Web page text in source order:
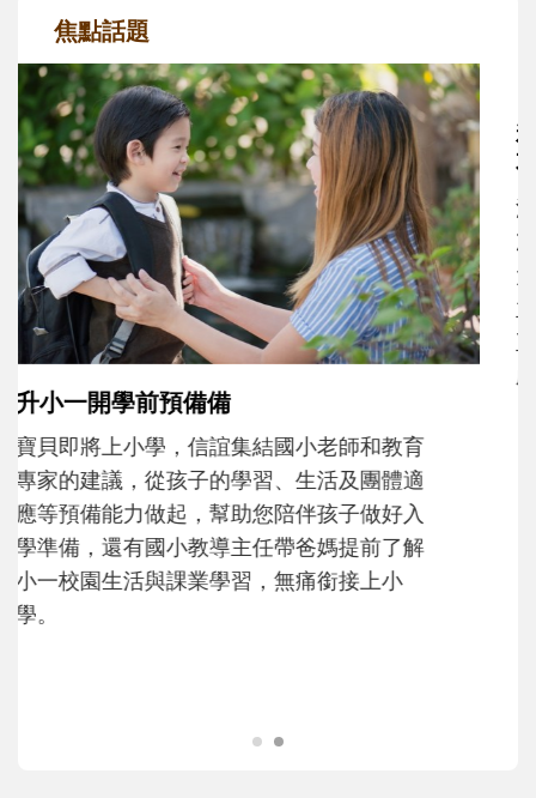
焦點話題
和孩子一起長大的那個男人│讀懂父親的
不同模樣
沒有人天生就擅長當爸爸！男人總是在一次
次「前所未有」的體驗中，跟著孩子一起長
大。從給予安全感的肢體遊戲，到獨立自
主、角色認同及解決問題的能力養成。爸爸